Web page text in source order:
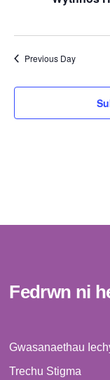
Previous Day
Fedrwn ni
Gwasanaethau
Trechu Stigma